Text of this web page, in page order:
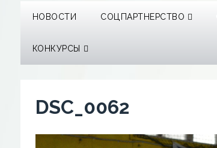
НОВОСТИ СОЦПАРТНЕРСТВО
КОНКУРСЫ
DSC_0062